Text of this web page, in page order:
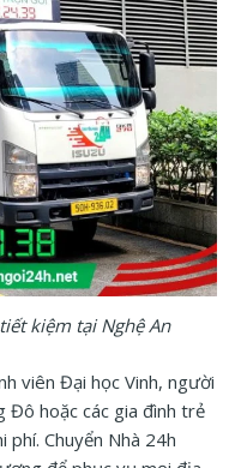
kiệm tại Nghệ An
viên Đại học Vinh, người
hoặc các gia đình trẻ
Chuyển Nhà 24h